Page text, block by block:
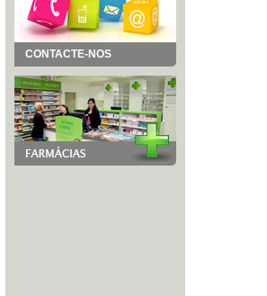
CONTACTE-NOS